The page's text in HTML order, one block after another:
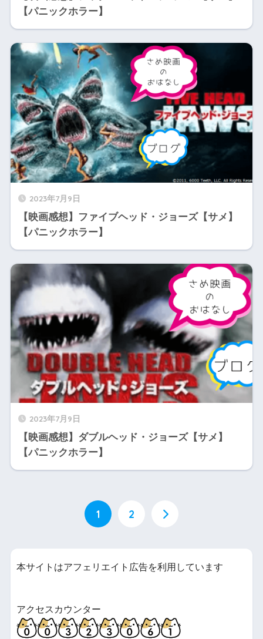
【パニックホラー】
2023年7月9日
【映画感想】ファイブヘッド・ジョーズ【サメ】
【パニックホラー】
2023年7月9日
【映画感想】ダブルヘッド・ジョーズ【サメ】
【パニックホラー】
1 2
本サイトはアフェリエイト広告を利用しています
アクセスカウンター